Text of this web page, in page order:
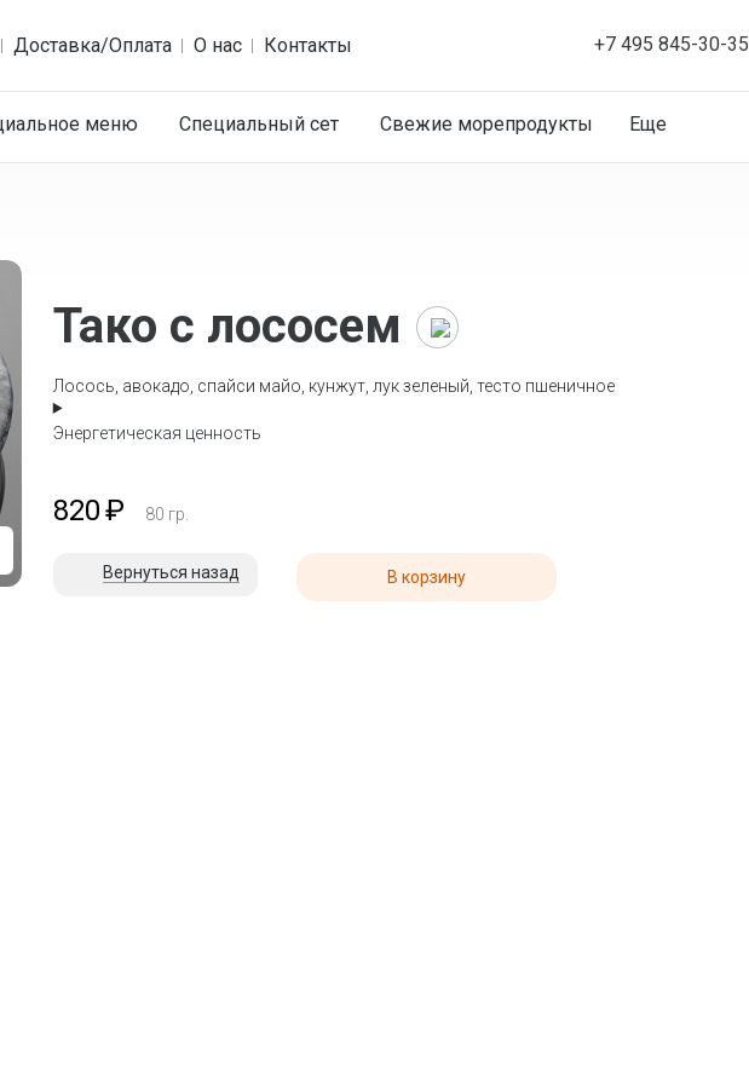
Доставка/Оплата О нас Контакты +7 495 845-30-35
меню Специальный сет Cвежие морепродукты Еще
Тако с лососем
Деликатесы
Лосось, авокадо, спайси майо, кунжут, лук зеленый, тесто пшеничное
Энергетическая ценность
820₽ 80 гр.
Вернуться назад В корзину